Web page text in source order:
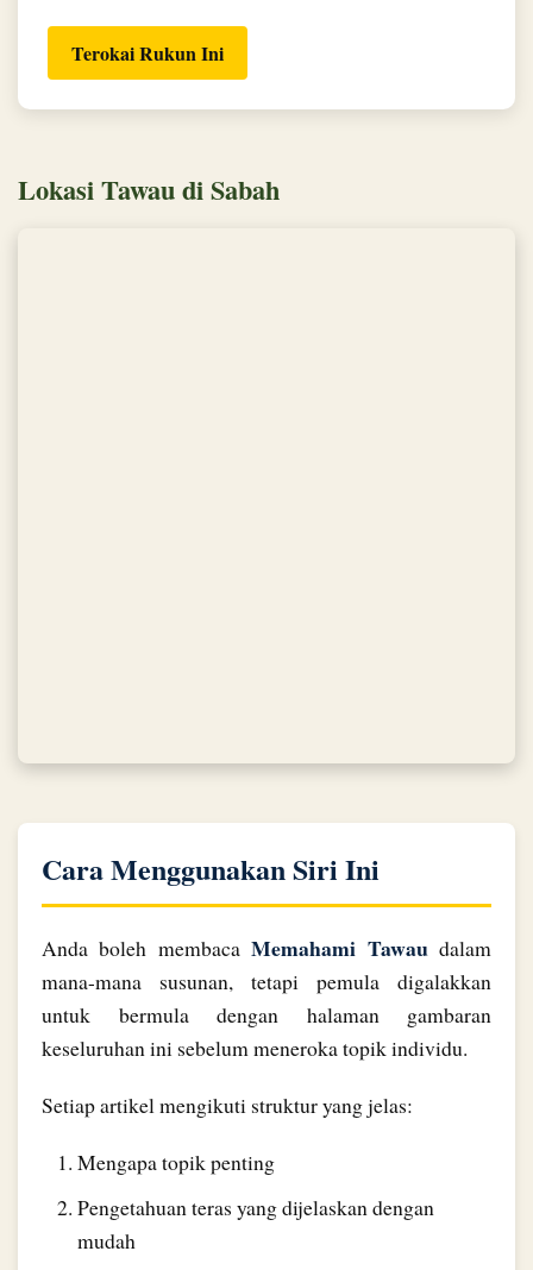
Terokai Rukun Ini
Lokasi Tawau di Sabah
Cara Menggunakan Siri Ini
Anda boleh membacaMemahami Tawaudalam
mana-mana susunan, tetapi pemula digalakkan
untuk bermula dengan halaman gambaran
keseluruhan ini sebelum meneroka topik individu.
Setiap artikel mengikuti struktur yang jelas:
Mengapa topik penting
Pengetahuan teras yang dijelaskan dengan
mudah